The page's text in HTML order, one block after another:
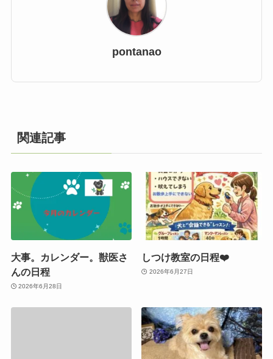
pontanao
関連記事
大事。カレンダー。獣医さ
んの日程
2026年6月28日
しつけ教室の日程❤️
2026年6月27日